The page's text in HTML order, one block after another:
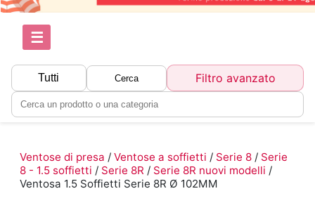
☰
Tutti Cerca Filtro avanzato
Ventose di presa / Ventose a soffietti / Serie 8 / Serie
8 - 1.5 soffietti / Serie 8R / Serie 8R nuovi modelli /
Ventosa 1.5 Soffietti Serie 8R Ø 102MM